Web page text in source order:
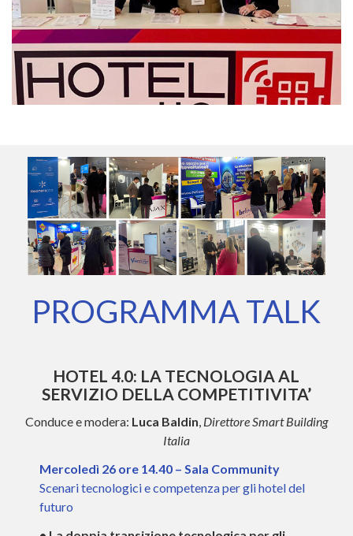
PROGRAMMA TALK
HOTEL 4.0: LA TECNOLOGIA AL
SERVIZIO DELLA COMPETITIVITA’
Conduce e modera: Luca Baldin, Direttore Smart Building
Italia
Mercoledì 26 ore 14.40 – Sala Community
Scenari tecnologici e competenza per gli hotel del
futuro